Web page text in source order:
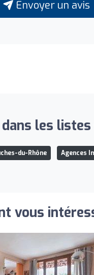
Envoyer un avis
les
du-Rhône Agences
vous